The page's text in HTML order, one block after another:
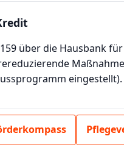
über die Hausbank für
eingestellt).